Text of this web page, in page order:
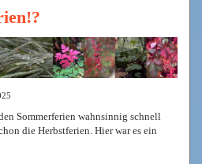
Sommerferien wahnsinnig schnell
die Herbstferien. Hier war es ein